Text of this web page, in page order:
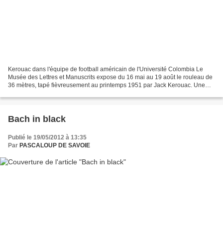
Kerouac dans l'équipe de football américain de l'Université Colombia Le
Musée des Lettres et Manuscrits expose du 16 mai au 19 août le rouleau de
36 mètres, tapé fièvreusement au printemps 1951 par Jack Kerouac. Une
Bach in black
Publié le 19/05/2012 à 13:35
Par PASCALOUP DE SAVOIE